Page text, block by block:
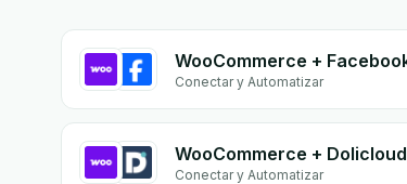
Conectar y Automatizar
WooCommerce + Dolicloud
Conectar y Automatizar